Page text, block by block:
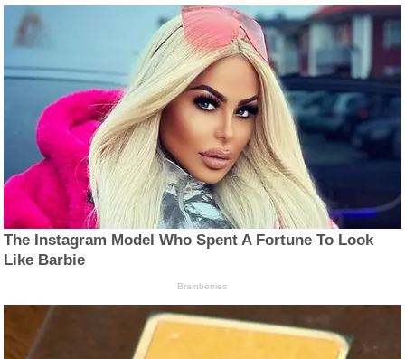
The Instagram Model Who Spent A Fortune To Look
Like Barbie
Brainberries